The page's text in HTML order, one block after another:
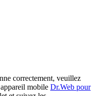
correctement, veuillez
mobile Dr.Web pour